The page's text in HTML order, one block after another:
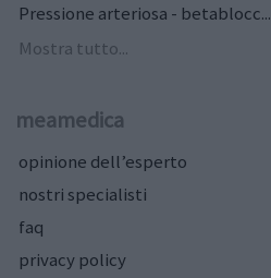
Pressione arteriosa - betablocc...
Mostra tutto...
meamedica
opinione dell’esperto
nostri specialisti
faq
privacy policy